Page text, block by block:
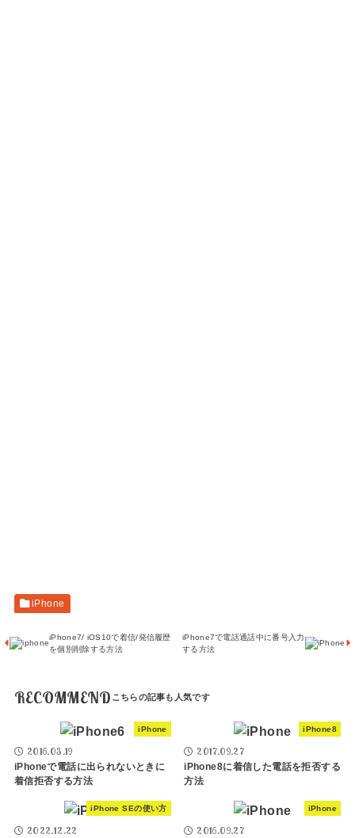
iPhone
iPhone7/ iOS10で着信/発信履歴
を個別削除する方法
iPhone7で電話通話中に番号入力
する方法
RECOMMEND
iPhone
2016.03.19
iPhoneで電話に出られないときに
着信拒否する方法
iPhone8
2017.09.27
iPhone8に着信した電話を拒否する
方法
iPhone SEの使い方
2022.12.22
iPhone
2016.09.27